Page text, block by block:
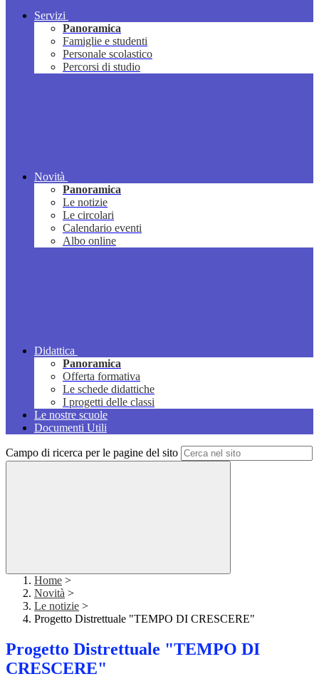
Servizi
Panoramica
Famiglie e studenti
Personale scolastico
Percorsi di studio
Novità
Panoramica
Le notizie
Le circolari
Calendario eventi
Albo online
Didattica
Panoramica
Offerta formativa
Le schede didattiche
I progetti delle classi
Le nostre scuole
Documenti Utili
Campo di ricerca per le pagine del sito
Home >
Novità >
Le notizie >
Progetto Distrettuale "TEMPO DI CRESCERE"
Progetto Distrettuale "TEMPO DI
CRESCERE"